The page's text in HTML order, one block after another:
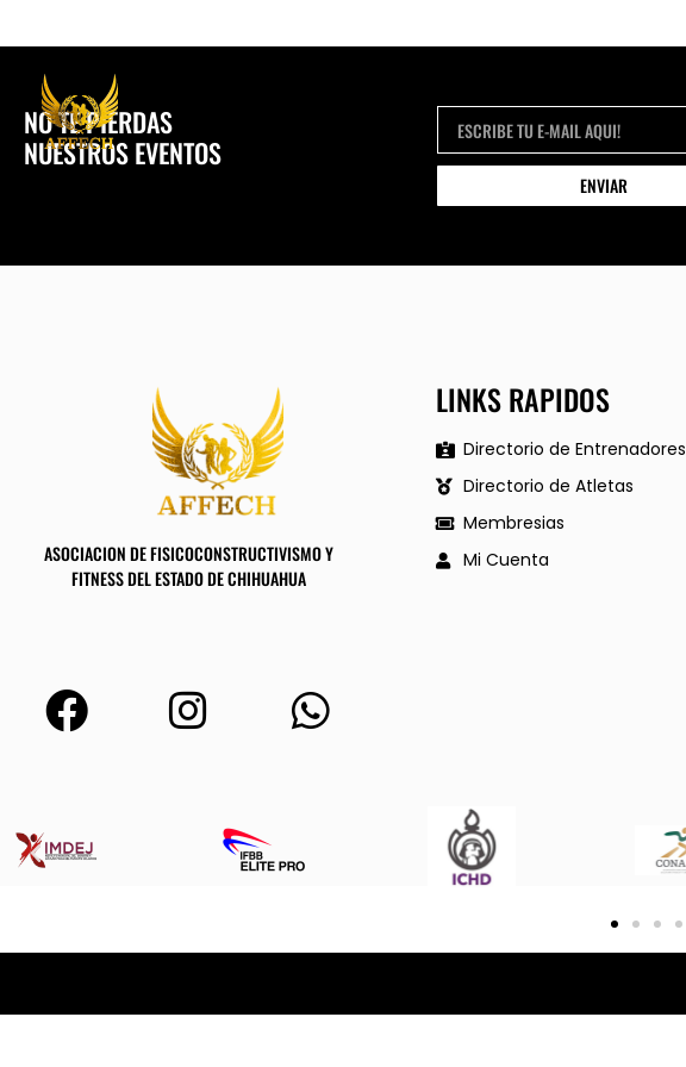
NO TE PIERDAS
NUESTROS EVENTOS
ENVIAR
ASOCIACION DE FISICOCONSTRUCTIVISMO Y
FITNESS DEL ESTADO DE CHIHUAHUA
LINKS RAPIDOS
Directorio de Entrenadores
Directorio de Atletas
Membresias
Mi Cuenta